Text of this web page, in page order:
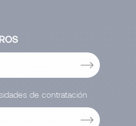
de contratación